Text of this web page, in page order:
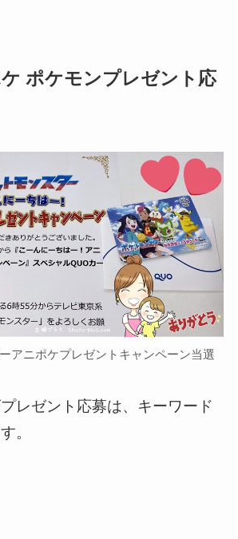
ポケモンプレゼント応
アニポケプレゼントキャンペーン当選
レゼント応募は、キーワード
。